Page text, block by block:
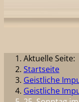
Aktuelle Seite:
Startseite
Geistliche
Geistliche